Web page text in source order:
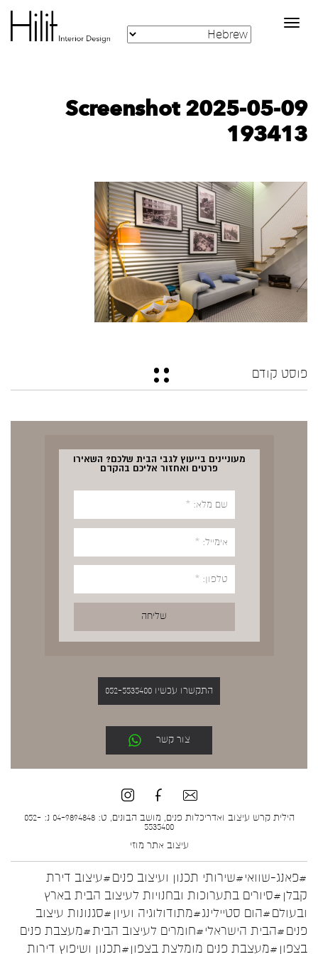
Toggle
navigation
Screenshot 2025-05-09
193413
פוסט קודם
מעוניינים בייעוץ לגבי הבית שלכם? השאירו
פרטים ואחזור אליכם בהקדם
התקשרו עכשיו 052-5535400
צור קשר
הילית קרש עיצוב ואדריכלות פנים, מושב הבונים, ט: 04-9894848 נ: 052-
5535400
עיצוב אתר מוזי
#פאנג-שוואי#שירותי תכנון ועיצוב פנים#עיצוב דירת
קבלן #סיורים בתערוכות ובחנויות לעיצוב הבית בארץ
ובעולם#הום סטיילינג#מתודולוגיה ועיון #סגנונות עיצוב
פנים#הבית הישראלי#חומרים לעיצוב הבית#מעצבת פנים
בצפון #מעצבת פנים מומלצת בצפון#תכנון ושיפוץ דירות